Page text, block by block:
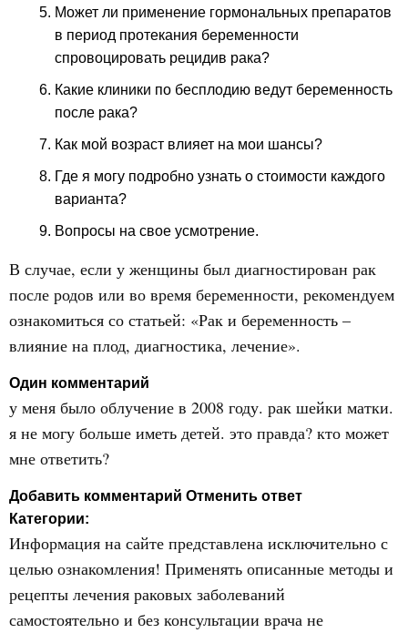
Может ли применение гормональных препаратов
в период протекания беременности
спровоцировать рецидив рака?
Какие клиники по бесплодию ведут беременность
после рака?
Как мой возраст влияет на мои шансы?
Где я могу подробно узнать о стоимости каждого
варианта?
Вопросы на свое усмотрение.
В случае, если у женщины был диагностирован рак
после родов или во время беременности, рекомендуем
ознакомиться со статьей: «Рак и беременность –
влияние на плод, диагностика, лечение».
Один комментарий
у меня было облучение в 2008 году. рак шейки матки.
я не могу больше иметь детей. это правда? кто может
мне ответить?
Добавить комментарий Отменить ответ
Категории:
Информация на сайте представлена исключительно с
целью ознакомления! Применять описанные методы и
рецепты лечения раковых заболеваний
самостоятельно и без консультации врача не